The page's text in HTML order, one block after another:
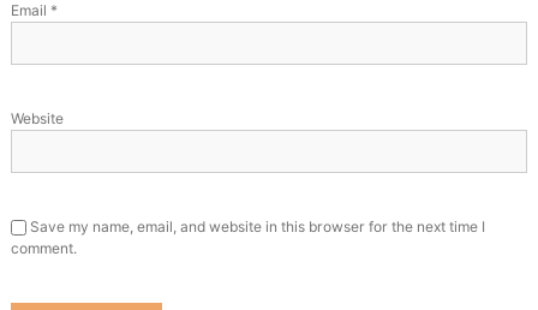
Email *
Website
Save my name, email, and website in this browser for the next time I
comment.